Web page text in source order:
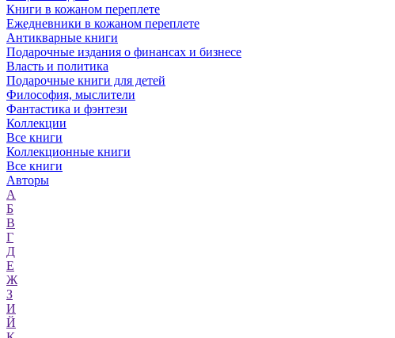
Книги в кожаном переплете
Ежедневники в кожаном переплете
Антикварные книги
Подарочные издания о финансах и бизнесе
Власть и политика
Подарочные книги для детей
Философия, мыслители
Фантастика и фэнтези
Коллекции
Все книги
Коллекционные книги
Все книги
Авторы
А
Б
В
Г
Д
Е
Ж
З
И
Й